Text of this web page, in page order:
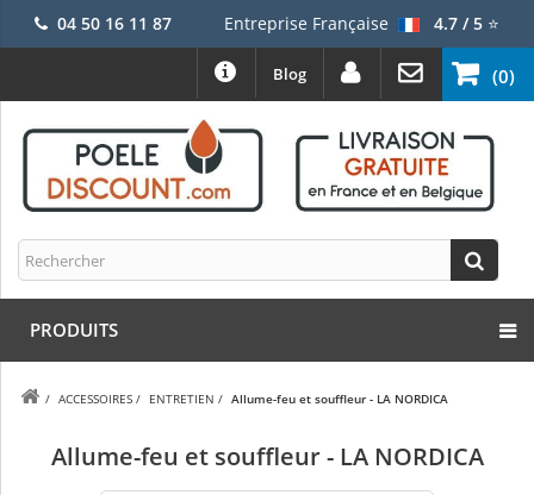
04 50 16 11 87 Entreprise Française 4.7 / 5⭐
(0)
Blog
PRODUITS
/ ACCESSOIRES / ENTRETIEN / Allume-feu et souffleur - LA NORDICA
Allume-feu et souffleur - LA NORDICA